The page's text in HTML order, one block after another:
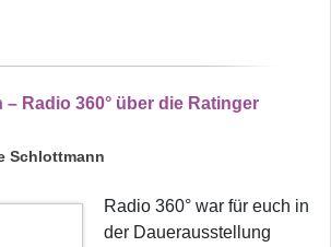
– Radio 360° über die Ratinger
Schlottmann
Radio 360° war für euch in
der Dauerausstellung